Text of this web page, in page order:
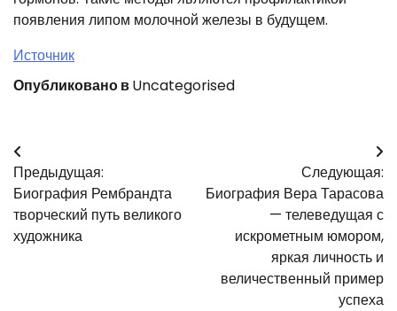
появления липом молочной железы в будущем.
Источник
Опубликовано вUncategorised
Навигация
по
записям
Предыдущая:
Биография Рембрандта
творческий путь великого
художника
Следующая:
Биография Вера Тарасова
— телеведущая с
искрометным юмором,
яркая личность и
величественный пример
успеха